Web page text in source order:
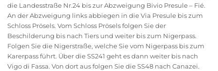
die Landesstraße Nr.24 bis zur Abzweigung Bivio Presule – Fié.
An der Abzweigung links abbiegen in die Via Presule bis zum
Schloss Prösels. Vom Schloss Prösels folgen Sie der
Beschilderung bis nach Tiers und weiter bis zum Nigerpass.
Folgen Sie die Nigerstraße, welche Sie vom Nigerpass bis zum
Karerpass führt. Über die SS241 geht es dann weiter bis nach
Vigo di Fassa. Von dort aus folgen Sie die SS48 nach Canazei.